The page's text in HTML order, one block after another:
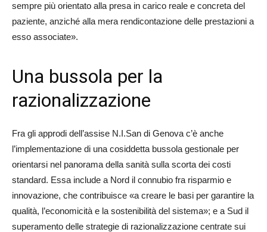
sempre più orientato alla presa in carico reale e concreta del
paziente, anziché alla mera rendicontazione delle prestazioni a
esso associate».
Una bussola per la
razionalizzazione
Fra gli approdi dell’assise N.I.San di Genova c’è anche
l’implementazione di una cosiddetta bussola gestionale per
orientarsi nel panorama della sanità sulla scorta dei costi
standard. Essa include a Nord il connubio fra risparmio e
innovazione, che contribuisce «a creare le basi per garantire la
qualità, l’economicità e la sostenibilità del sistema»; e a Sud il
superamento delle strategie di razionalizzazione centrate sui